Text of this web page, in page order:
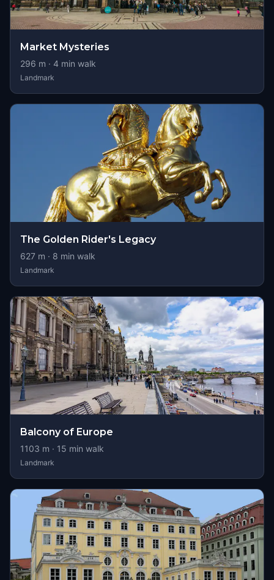
Market Mysteries
296 m · 4 min walk
Landmark
The Golden Rider's Legacy
627 m · 8 min walk
Landmark
Balcony of Europe
1103 m · 15 min walk
Landmark